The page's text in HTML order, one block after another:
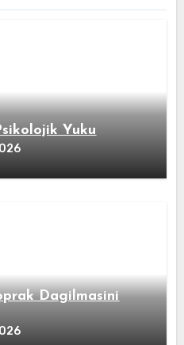
Yuku
Dagilmasini